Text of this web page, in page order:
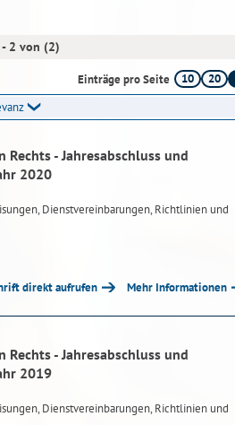
2 von (2)
Einträge pro Seite 10 20
- Jahresabschluss und
2020
Dienstvereinbarungen, Richtlinien und
direkt aufrufen Mehr Informationen
- Jahresabschluss und
2019
Dienstvereinbarungen, Richtlinien und